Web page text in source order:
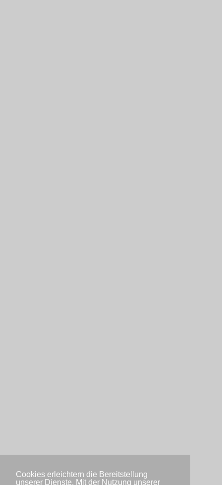
Cookies erleichtern die Bereitstellung
unserer Dienste. Mit der Nutzung unserer